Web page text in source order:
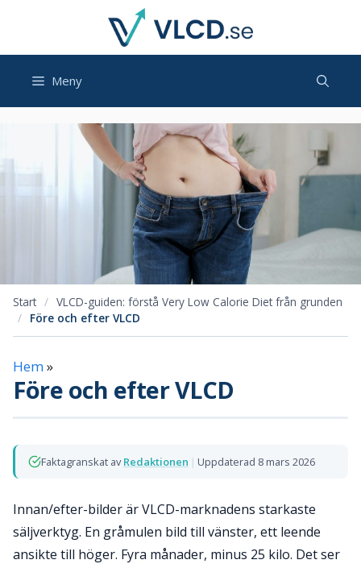
Meny
Start / VLCD-guiden: förstå Very Low Calorie Diet från grunden
/ Före och efter VLCD
Hem»
Före och efter VLCD
Faktagranskat avRedaktionen | Uppdaterad 8 mars 2026
Innan/efter-bilder är VLCD-marknadens starkaste
säljverktyg. En gråmulen bild till vänster, ett leende
ansikte till höger. Fyra månader, minus 25 kilo. Det ser